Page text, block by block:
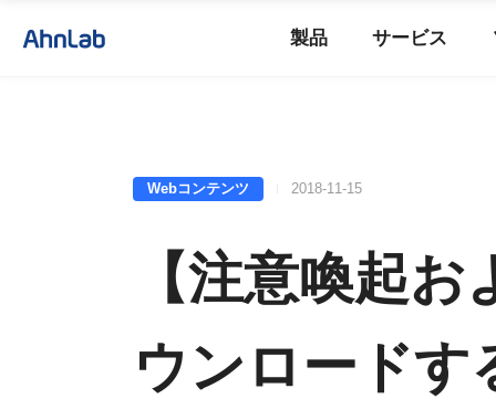
製品 サービス
Webコンテンツ 2018-11-15
【注意喚起
ウンロード